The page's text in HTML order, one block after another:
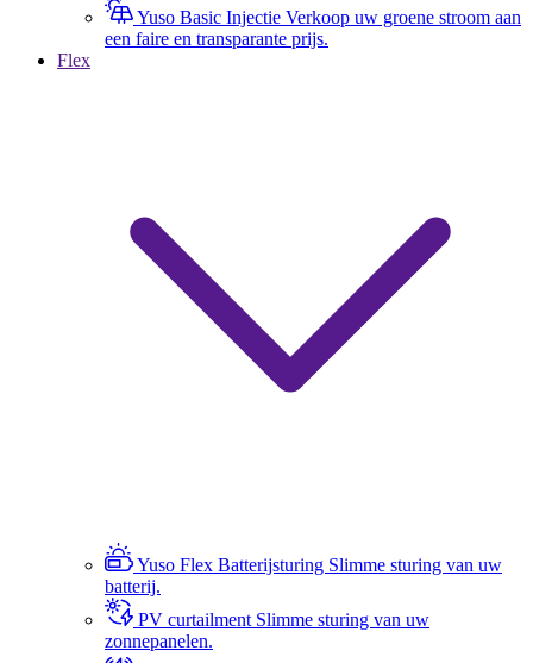
Yuso Basic Injectie Verkoop uw groene stroom aan
een faire en transparante prijs.
Flex
Yuso Flex Batterijsturing Slimme sturing van uw
batterij.
PV curtailment Slimme sturing van uw
zonnepanelen.